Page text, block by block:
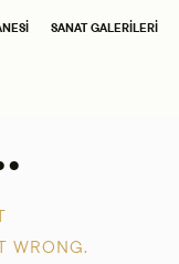
SANAT GALERILERI
WRONG.